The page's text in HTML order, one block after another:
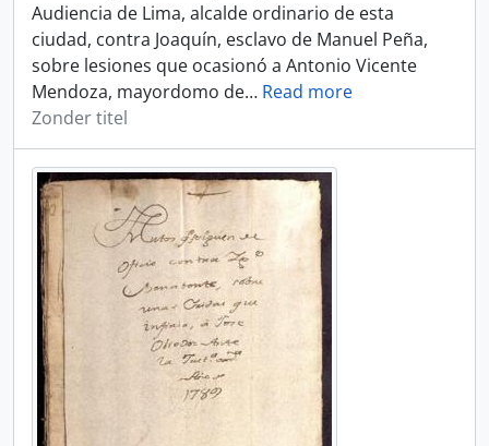
Audiencia de Lima, alcalde ordinario de esta
ciudad, contra Joaquín, esclavo de Manuel Peña,
sobre lesiones que ocasionó a Antonio Vicente
Mendoza, mayordomo de… Read more
Zonder titel